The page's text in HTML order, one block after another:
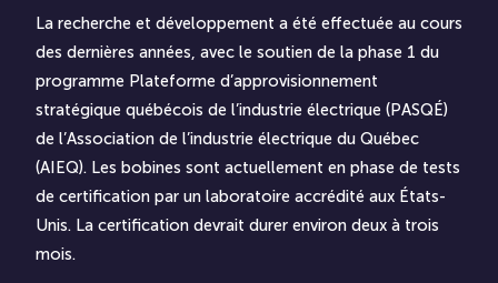
La recherche et développement a été effectuée au cours
des dernières années, avec le soutien de la phase 1 du
programme Plateforme d’approvisionnement
stratégique québécois de l’industrie électrique (PASQÉ)
de l’Association de l’industrie électrique du Québec
(AIEQ). Les bobines sont actuellement en phase de tests
de certification par un laboratoire accrédité aux États-
Unis. La certification devrait durer environ deux à trois
mois.